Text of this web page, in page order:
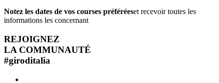
Notez les dates de vos courses préféréeset recevoir toutes les
informations les concernant
REJOIGNEZ
LA COMMUNAUTÉ
#giroditalia